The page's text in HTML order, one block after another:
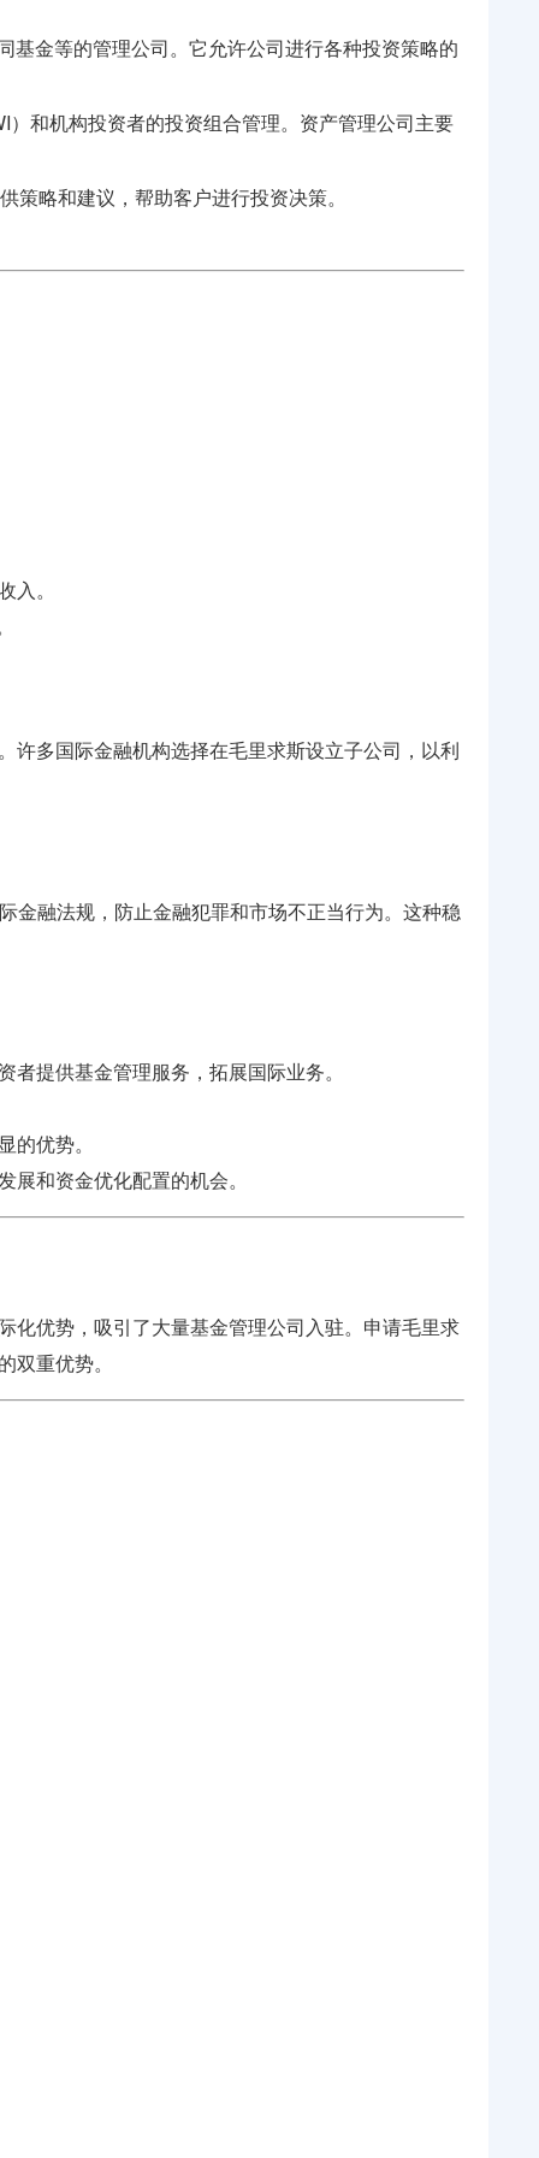
基金等的管理公司。它允许公司进行各种投资策略的
和机构投资者的投资组合管理。资产管理公司主要
略和建议，帮助客户进行投资决策。
。
许多国际金融机构选择在毛里求斯设立子公司，以利
金融法规，防止金融犯罪和市场不正当行为。这种稳
提供基金管理服务，拓展国际业务。
优势。
和资金优化配置的机会。
化优势，吸引了大量基金管理公司入驻。申请毛里求
重优势。